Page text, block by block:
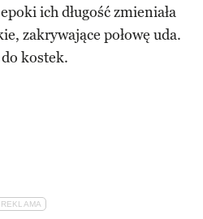
ich długość zmieniała
zakrywające połowę uda.
kostek.